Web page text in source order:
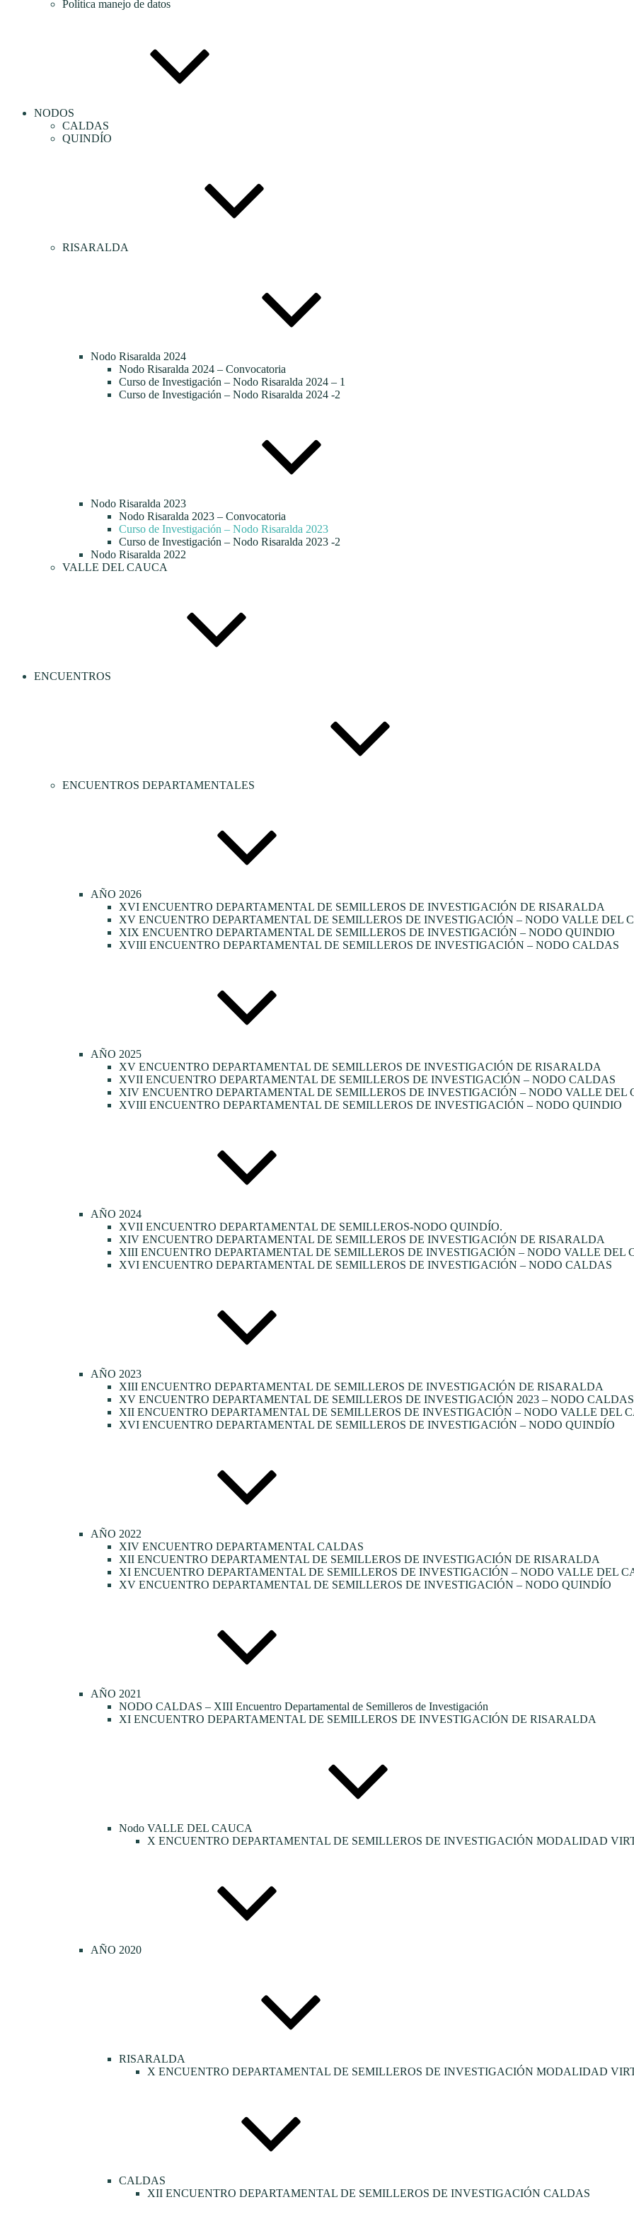
Política manejo de datos
NODOS
CALDAS
QUINDÍO
RISARALDA
Nodo Risaralda 2024
Nodo Risaralda 2024 – Convocatoria
Curso de Investigación – Nodo Risaralda 2024 – 1
Curso de Investigación – Nodo Risaralda 2024 -2
Nodo Risaralda 2023
Nodo Risaralda 2023 – Convocatoria
Curso de Investigación – Nodo Risaralda 2023
Curso de Investigación – Nodo Risaralda 2023 -2
Nodo Risaralda 2022
VALLE DEL CAUCA
ENCUENTROS
ENCUENTROS DEPARTAMENTALES
AÑO 2026
XVI ENCUENTRO DEPARTAMENTAL DE SEMILLEROS DE INVESTIGACIÓN DE RISARALDA
XV ENCUENTRO DEPARTAMENTAL DE SEMILLEROS DE INVESTIGACIÓN – NODO VALLE DEL
XIX ENCUENTRO DEPARTAMENTAL DE SEMILLEROS DE INVESTIGACIÓN – NODO QUINDIO
XVIII ENCUENTRO DEPARTAMENTAL DE SEMILLEROS DE INVESTIGACIÓN – NODO CALDAS
AÑO 2025
XV ENCUENTRO DEPARTAMENTAL DE SEMILLEROS DE INVESTIGACIÓN DE RISARALDA
XVII ENCUENTRO DEPARTAMENTAL DE SEMILLEROS DE INVESTIGACIÓN – NODO CALDAS
XIV ENCUENTRO DEPARTAMENTAL DE SEMILLEROS DE INVESTIGACIÓN – NODO VALLE DEL
XVIII ENCUENTRO DEPARTAMENTAL DE SEMILLEROS DE INVESTIGACIÓN – NODO QUINDIO
AÑO 2024
XVII ENCUENTRO DEPARTAMENTAL DE SEMILLEROS-NODO QUINDÍO.
XIV ENCUENTRO DEPARTAMENTAL DE SEMILLEROS DE INVESTIGACIÓN DE RISARALDA
XIII ENCUENTRO DEPARTAMENTAL DE SEMILLEROS DE INVESTIGACIÓN – NODO VALLE DEL
XVI ENCUENTRO DEPARTAMENTAL DE SEMILLEROS DE INVESTIGACIÓN – NODO CALDAS
AÑO 2023
XIII ENCUENTRO DEPARTAMENTAL DE SEMILLEROS DE INVESTIGACIÓN DE RISARALDA
XV ENCUENTRO DEPARTAMENTAL DE SEMILLEROS DE INVESTIGACIÓN 2023 – NODO CALDAS
XII ENCUENTRO DEPARTAMENTAL DE SEMILLEROS DE INVESTIGACIÓN – NODO VALLE DEL
XVI ENCUENTRO DEPARTAMENTAL DE SEMILLEROS DE INVESTIGACIÓN – NODO QUINDÍO
AÑO 2022
XIV ENCUENTRO DEPARTAMENTAL CALDAS
XII ENCUENTRO DEPARTAMENTAL DE SEMILLEROS DE INVESTIGACIÓN DE RISARALDA
XI ENCUENTRO DEPARTAMENTAL DE SEMILLEROS DE INVESTIGACIÓN – NODO VALLE DEL
XV ENCUENTRO DEPARTAMENTAL DE SEMILLEROS DE INVESTIGACIÓN – NODO QUINDÍO
AÑO 2021
NODO CALDAS – XIII Encuentro Departamental de Semilleros de Investigación
XI ENCUENTRO DEPARTAMENTAL DE SEMILLEROS DE INVESTIGACIÓN DE RISARALDA
Nodo VALLE DEL CAUCA
X ENCUENTRO DEPARTAMENTAL DE SEMILLEROS DE INVESTIGACIÓN MODALIDAD
AÑO 2020
RISARALDA
X ENCUENTRO DEPARTAMENTAL DE SEMILLEROS DE INVESTIGACIÓN MODALIDAD
CALDAS
XII ENCUENTRO DEPARTAMENTAL DE SEMILLEROS DE INVESTIGACIÓN CALDAS